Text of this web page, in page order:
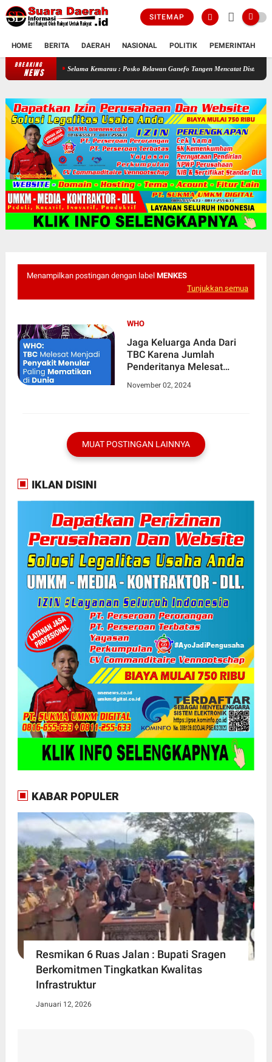
SITEMAP
HOME BERITA DAERAH NASIONAL POLITIK PEMERINTAH
BREAKING
NEWSSelama Kemarau : Posko Relawan Ganefo Tangen Mencatat Distribusikan 90
Menampilkan postingan dengan label MENKES
Tunjukkan semua
WHO
Jaga Keluarga Anda Dari
TBC Karena Jumlah
Penderitanya Melesat
Mematikan di Dunia dengan
November 02, 2024
MUAT POSTINGAN LAINNYA
IKLAN DISINI
KABAR POPULER
Resmikan 6 Ruas Jalan : Bupati Sragen
Berkomitmen Tingkatkan Kwalitas
Infrastruktur
Januari 12, 2026